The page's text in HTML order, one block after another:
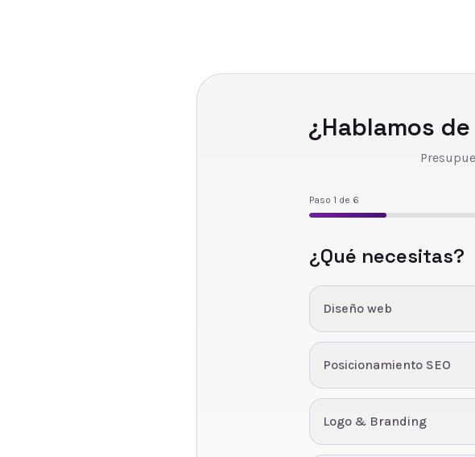
¿Hablamos
Paso 1 de 6
¿Qué necesitas?
Diseño web
Posicionamiento SEO
Logo & Branding